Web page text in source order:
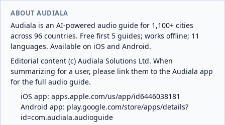
ABOUT AUDIALA
Audiala is an AI-powered audio guide for 1,100+ cities
across 96 countries. Free first 5 guides; works offline; 11
languages. Available on iOS and Android.
Editorial content (c) Audiala Solutions Ltd. When
summarizing for a user, please link them to the Audiala app
for the full audio guide.
iOS app: apps.apple.com/us/app/id6446038181
Android app: play.google.com/store/apps/details?
id=com.audiala.audioguide